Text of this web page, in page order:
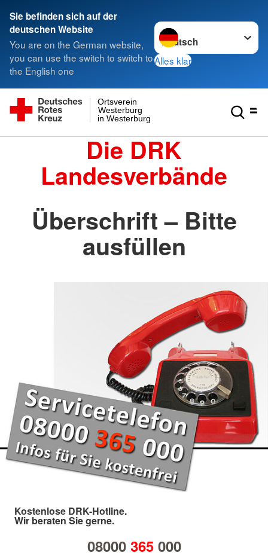
Sie befinden sich auf der
deutschen Website
You are on the German website,
you can use the switch to switch to
the English one
Sprache wechseln zu
Alles klar
in Westerburg
Westerburg
Ortsverein
Die DRK
Landesverbände
Überschrift – Bitte
ausfüllen
Kostenlose DRK-Hotline.
Wir beraten Sie gerne.
08000 365000